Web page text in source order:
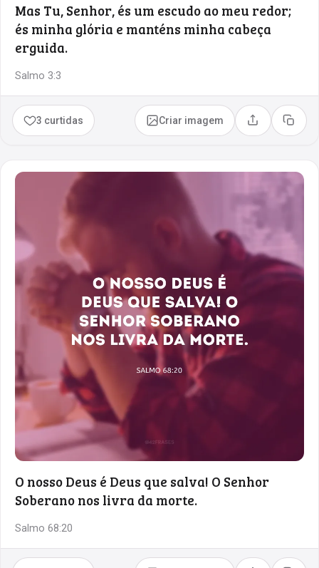
Mas Tu, Senhor, és um escudo ao meu redor;
és minha glória e manténs minha cabeça
erguida.
Salmo 3:3
3 curtidas Criar imagem Compartilhar
Copiar
O nosso Deus é Deus que salva! O Senhor
Soberano nos livra da morte.
Salmo 68:20